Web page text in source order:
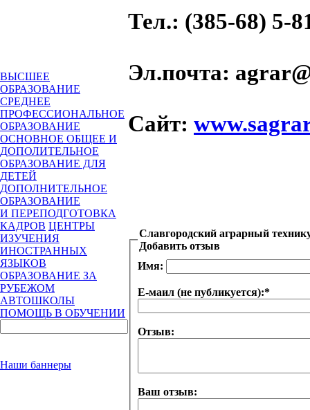
ВЫСШЕЕ
ОБРАЗОВАНИЕ
СРЕДНЕЕ
ПРОФЕССИОНАЛЬНОЕ
ОБРАЗОВАНИЕ
ОСНОВНОЕ ОБЩЕЕ И
ДОПОЛИТЕЛЬНОЕ
ОБРАЗОВАНИЕ ДЛЯ
ДЕТЕЙ
ДОПОЛНИТЕЛЬНОЕ
ОБРАЗОВАНИЕ
И ПЕРЕПОДГОТОВКА
КАДРОВ ЦЕНТРЫ
ИЗУЧЕНИЯ
ИНОСТРАННЫХ
ЯЗЫКОВ
ОБРАЗОВАНИЕ ЗА
РУБЕЖОМ
АВТОШКОЛЫ
ПОМОЩЬ В ОБУЧЕНИИ
Наши баннеры
Тел.: (385-68) 5-
Эл.почта:
Сайт:
Славгородский аграрный
Добавить отзыв
Имя:
Е-маил (не публикуется):*
Отзыв:
Ваш отзыв: